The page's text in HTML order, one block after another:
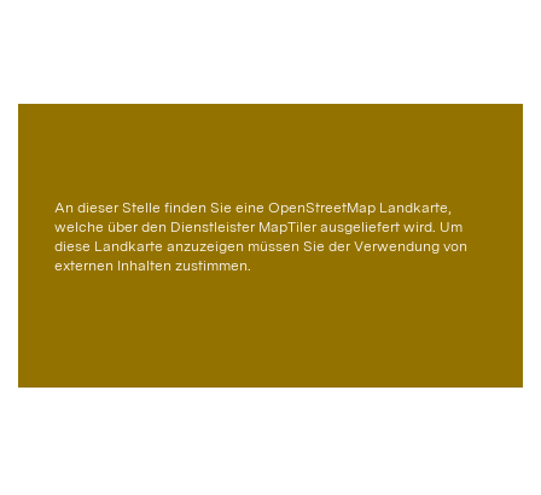
An dieser Stelle finden Sie eine OpenStreetMap Landkarte,
welche über den Dienstleister MapTiler ausgeliefert wird. Um
diese Landkarte anzuzeigen müssen Sie der Verwendung von
externen Inhalten zustimmen.